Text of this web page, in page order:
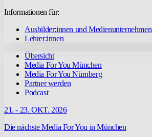
Informationen für:
Ausbilder:innen und Medienunternehmen
Lehrer:innen
Übersicht
Media For You München
Media For You Nürnberg
Partner werden
Podcast
21. - 23. OKT. 2026
Die nächste Media For You in München